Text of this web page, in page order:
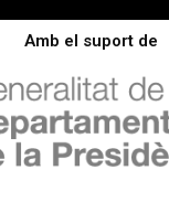
Amb el suport de